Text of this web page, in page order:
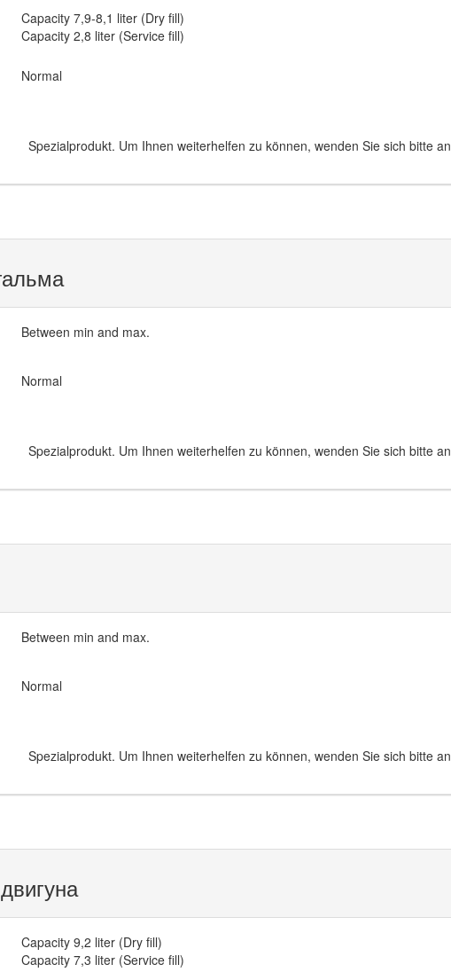
Capacity 7,9-8,1 liter (Dry fill)
Capacity 2,8 liter (Service fill)
Normal
Spezialprodukt. Um Ihnen weiterhelfen zu können, wenden Sie sich bitte
Between min and max.
Normal
Spezialprodukt. Um Ihnen weiterhelfen zu können, wenden Sie sich bitte
Between min and max.
Normal
Spezialprodukt. Um Ihnen weiterhelfen zu können, wenden Sie sich bitte
Capacity 9,2 liter (Dry fill)
Capacity 7,3 liter (Service fill)